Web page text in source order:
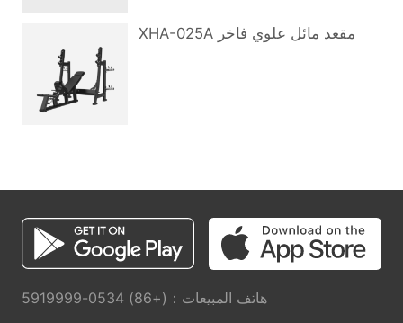
XHA-025A مقعد مائل علوي فاخر
هاتف المبيعات：(+86) 0534-5919999